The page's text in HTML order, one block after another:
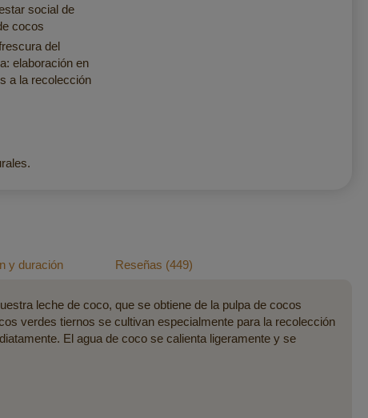
social de
cocos
del
elaboración en
a la recolección
leche de coco, que se obtiene de la pulpa de cocos
verdes tiernos se cultivan especialmente para la recolección
El agua de coco se calienta ligeramente y se
y duración Reseñas 449